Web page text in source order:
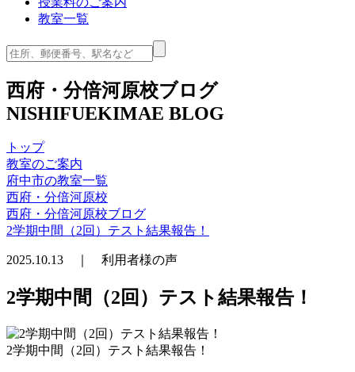
教室一覧
西府・分倍河原校ブログ
NISHIFUEKIMAE BLOG
トップ
教室のご案内
府中市の教室一覧
西府・分倍河原校
西府・分倍河原校ブログ
2学期中間（2回）テスト結果報告！
2025.10.13 ｜ 利用者様の声
2学期中間（2回）テスト結果報告！
2学期中間（2回）テスト結果報告！